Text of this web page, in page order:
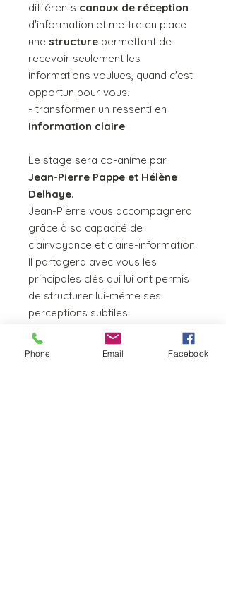
différents canaux de réception
d'information et mettre en place
une structure permettant de
recevoir seulement les
informations voulues, quand c'est
opportun pour vous.
- transformer un ressenti en
information claire.
Le stage sera co-anime par
Jean-Pierre Pappe et Hélène
Delhaye.
Jean-Pierre vous accompagnera
grâce à sa capacité de
clairvoyance et claire-information.
Il partagera avec vous les
principales clés qui lui ont permis
de structurer lui-même ses
perceptions subtiles.
Helene vous aidera à vous relier
profondément à votre corps et à
Phone Email Facebook